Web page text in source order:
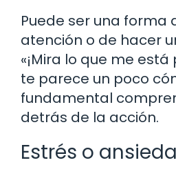
Puede ser una forma
atención o de hacer
«¡Mira lo que me está
te parece un poco
fundamental
detrás de la acción.
Estrés o